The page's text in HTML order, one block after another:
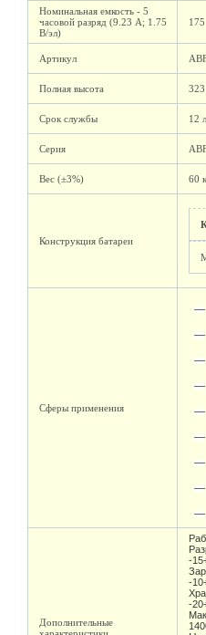
Номинальная емкость - 5
часовой разряд (9.23 А; 1.75
В/эл)
175
Артикул
Полная высота
Срок службы 12
Серия
Вес (±3%) 60
Конструкция батареи
Сферы применения
Дополнительные
-
-
-